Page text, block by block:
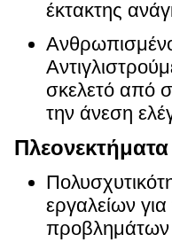
έκτακτης
σκελετό από
την άνεση
εργαλείων
προβλημάτων